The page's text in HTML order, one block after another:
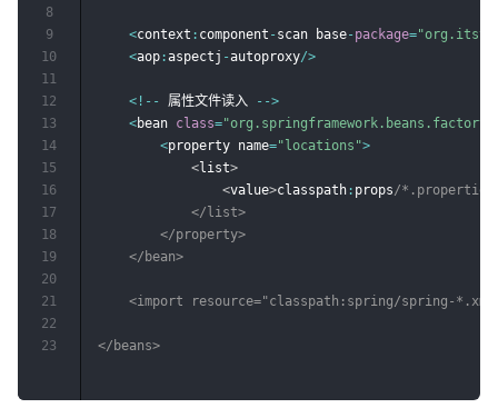
<context : component - scan base- package=
<aop :aspectj -autoproxy/>
< ! -- 属性文件读入 -->
<bean class=
<property name="locations">
<list>
<value>classpath : props/
            </list>
        </property>
    </bean>
<import resource="classpath:spring/spring-
8
9
10
11
12
13
14
15
16
17
18
19
20
21
22
23